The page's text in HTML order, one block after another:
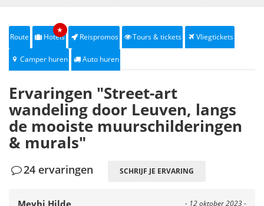
Route Hotels
★
Reispromos Tours & tickets Vliegtickets
Camper huren Auto huren
Ervaringen "Street-art
wandeling door Leuven, langs
de mooiste muurschilderingen
& murals"
24 ervaringen SCHRIJF JE ERVARING
- 12 oktober 2023 -
Meyhi Hilde